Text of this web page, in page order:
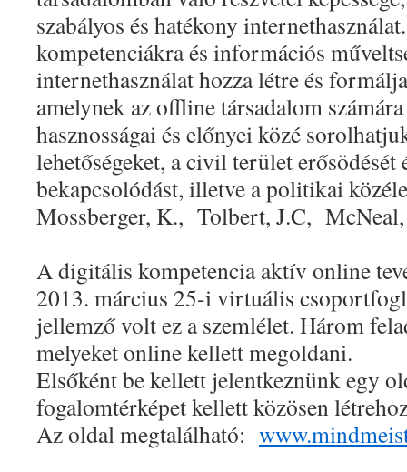
szabályos és hatékony
kompetenciákra és információs
internethasználat hozza létre és
amelynek az offline társadalom
hasznosságai és előnyei közé
lehetőségeket, a civil terület
bekapcsolódást, illetve a politikai
Mossberger, K., Tolbert, J.C,
A digitális kompetencia aktív online
2013. március 25-i virtuális
jellemző volt ez a szemlélet. Három
melyeket online kellett megoldani.
Elsőként be kellett jelentkeznünk egy
fogalomtérképet kellett közösen
Az oldal megtalálható: